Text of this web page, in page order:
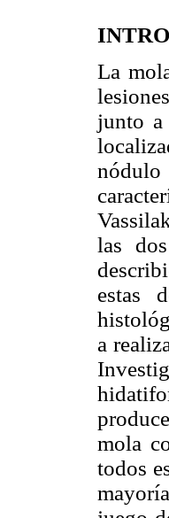
La
junto a
nódulo
las
estas
a
mola
todos